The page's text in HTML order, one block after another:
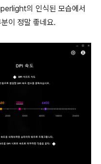
의 인식된 모습에서
이 정말 좋네요.